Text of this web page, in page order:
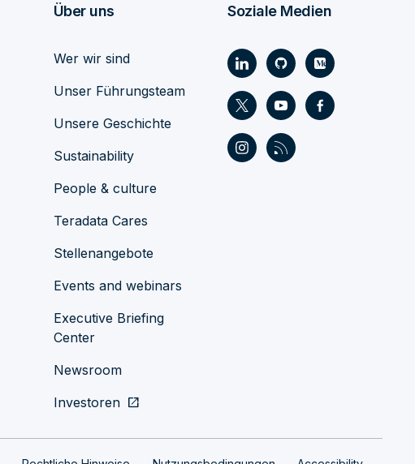
Über uns
Wer wir sind
Unser Führungsteam
Unsere Geschichte
Sustainability
People & culture
Teradata Cares
Stellenangebote
Events and webinars
Executive Briefing
Center
Newsroom
Investoren open_in_new
Soziale Medien